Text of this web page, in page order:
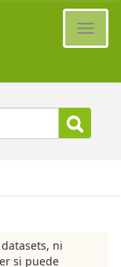
ni
si puede